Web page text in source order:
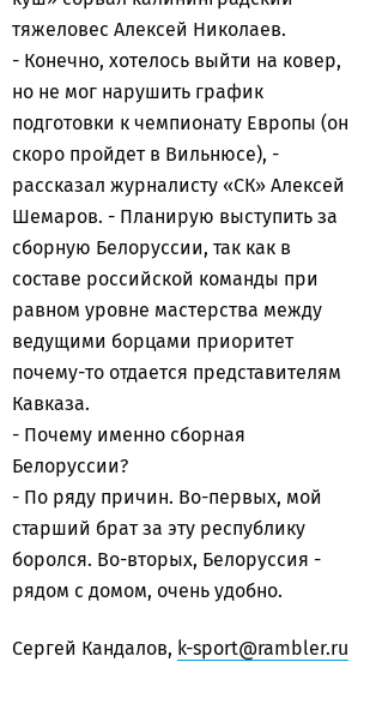
тяжеловес Алексей Николаев.
- Конечно, хотелось выйти на ковер,
но не мог нарушить график
подготовки к чемпионату Европы (он
скоро пройдет в Вильнюсе), -
рассказал журналисту «СК» Алексей
Шемаров. - Планирую выступить за
сборную Белоруссии, так как в
составе российской команды при
равном уровне мастерства между
ведущими борцами приоритет
почему-то отдается представителям
Кавказа.
- Почему именно сборная
Белоруссии?
- По ряду причин. Во-первых, мой
старший брат за эту республику
боролся. Во-вторых, Белоруссия -
рядом с домом, очень удобно.
Сергей Кандалов, k-sport@rambler.ru